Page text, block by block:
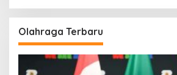
Olahraga Terbaru